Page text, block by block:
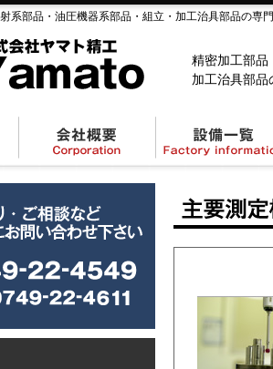
系部品・油圧機器系部品・組立・加工治具部品の専
精密加工部品
加工治具部